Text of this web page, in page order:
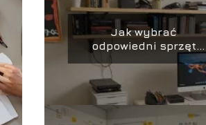
Jak wybrać
odpowiedni sprzęt
komputerowy dla